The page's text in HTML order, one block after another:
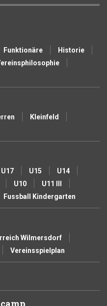
Funktionäre
Historie
Kleinfeld
U17 U15
U14
U10
U11 III
Fussball Kindergarten
Wilmersdorf
Vereinsspielplan